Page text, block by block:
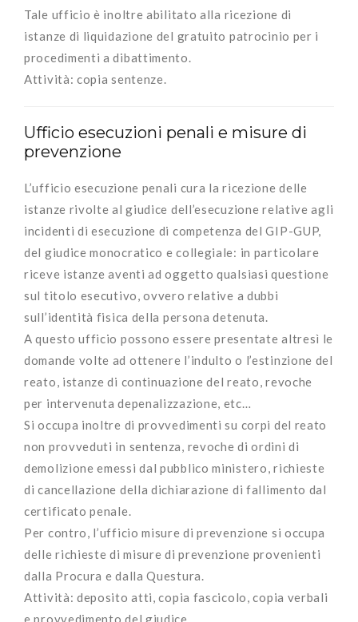
Tale ufficio è inoltre abilitato alla ricezione di
istanze di liquidazione del gratuito patrocinio per i
procedimenti a dibattimento.
Attività: copia sentenze.
Ufficio esecuzioni penali e misure di
prevenzione
L’ufficio esecuzione penali cura la ricezione delle
istanze rivolte al giudice dell’esecuzione relative agli
incidenti di esecuzione di competenza del GIP-GUP,
del giudice monocratico e collegiale: in particolare
riceve istanze aventi ad oggetto qualsiasi questione
sul titolo esecutivo, ovvero relative a dubbi
sull’identità fisica della persona detenuta.
A questo ufficio possono essere presentate altresì le
domande volte ad ottenere l’indulto o l’estinzione del
reato, istanze di continuazione del reato, revoche
per intervenuta depenalizzazione, etc…
Si occupa inoltre di provvedimenti su corpi del reato
non provveduti in sentenza, revoche di ordini di
demolizione emessi dal pubblico ministero, richieste
di cancellazione della dichiarazione di fallimento dal
certificato penale.
Per contro, l’ufficio misure di prevenzione si occupa
delle richieste di misure di prevenzione provenienti
dalla Procura e dalla Questura.
Attività: deposito atti, copia fascicolo, copia verbali
e provvedimento del giudice.